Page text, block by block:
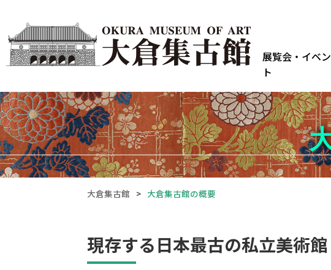
展覧会・イベン
ト
大倉集古館 > 大倉集古館の概要
現存する日本最古の私立美術館